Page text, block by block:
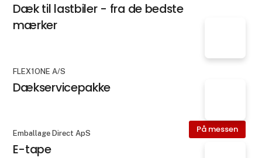
Dæk til lastbiler - fra de bedste
mærker
FLEX1ONE A/S
Dækservicepakke
På messen
Emballage Direct ApS
E-tape